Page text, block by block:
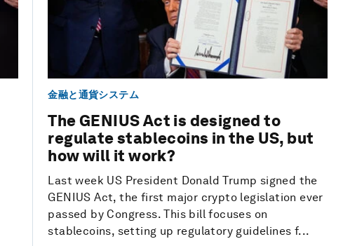
金融と通貨システム
The GENIUS Act is designed to
regulate stablecoins in the US, but
how will it work?
Last week US President Donald Trump signed the
GENIUS Act, the first major crypto legislation ever
passed by Congress. This bill focuses on
stablecoins, setting up regulatory guidelines f...